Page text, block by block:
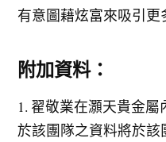
有意圖藉炫富來吸引更
附加資料：
1. 翟敬業在灝天貴金
於該團隊之資料將於